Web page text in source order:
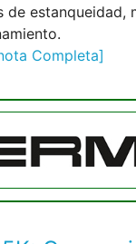
de estanqueidad,
Completa]